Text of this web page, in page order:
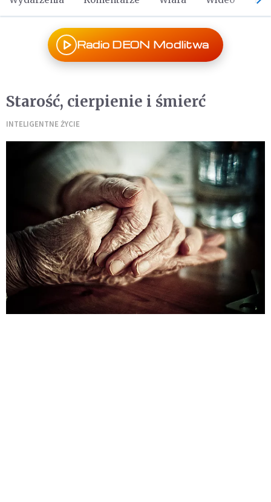
Radio DEON Modlitwa
Starość, cierpienie i śmierć
INTELIGENTNE ŻYCIE